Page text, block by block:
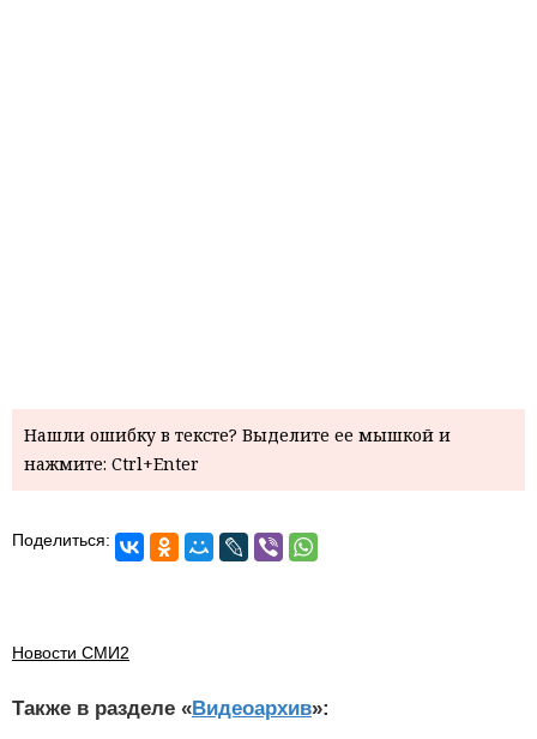
Нашли ошибку в тексте? Выделите ее мышкой и
нажмите: Ctrl+Enter
Поделиться:
Новости СМИ2
Также в разделе «Видеоархив»: